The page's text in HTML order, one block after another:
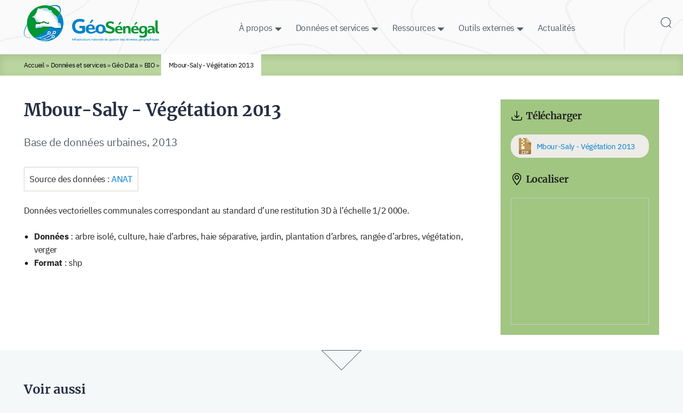
À propos Données et services Ressources Outils externes Actualités
Rechercher :
Accueil» Données et services»Géo Data» BIO» Mbour-Saly - Végétation 2013
Mbour-Saly - Végétation 2013
Base de données urbaines, 2013
Source des données :ANAT
Données vectorielles communales correspondant au standard d’une restitution 3D à l’échelle 1/2 000e.
Données : arbre isolé, culture, haie d’arbres, haie séparative, jardin, plantation d’arbres, rangée d’arbres, végétation,
verger
Format : shp
Télécharger
Mbour-Saly - Végétation 2013
Localiser
Voir aussi